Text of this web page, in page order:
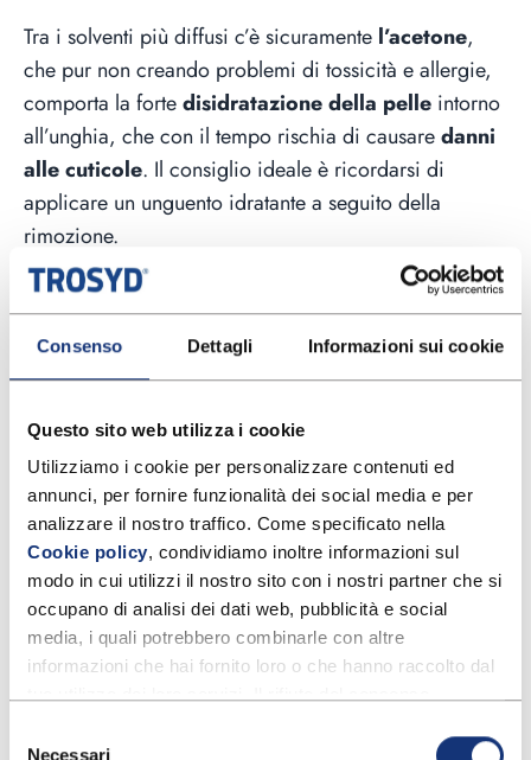
Consenso Dettagli Informazioni sui cookie
Questo sito web utilizza i cookie
Utilizziamo i cookie per personalizzare contenuti ed
annunci, per fornire funzionalità dei social media e per
Cookie policy, condividiamo inoltre informazioni sul
modo in cui utilizzi il nostro sito con i nostri partner che si
occupano di analisi dei dati web, pubblicità e social
media, i quali potrebbero combinarle con altre
informazioni che hai fornito loro o che hanno raccolto dal
Per ulteriori informazioni puoi consultare anche la nostra
Necessari
Tra i solventi più diffusi c’è sicuramente l’acetone,
che pur non creando problemi di tossicità e allergie,
comporta la fortedisidratazione della pelle intorno
all’unghia, che con il tempo rischia di causaredanni
alle cuticole. Il consiglio ideale è ricordarsi di
applicare un unguento idratante a seguito della
rimozione.
4. La copertura e la ricostruzione:
Sebbene le tecniche di ricostruzione e copertura delle
unghie assicurino risultati incredibili, in particolare in
caso di
onicofagia, si tratta di procedure che si
avvalgono di gel e materiali artificiali che possono
essere particolarmente aggressivi per le nostre unghie.
L’uso eccessivo e continuo di queste sostanze e la
mancata traspirazione danneggia lalamina
unguealeche diventadebole, sottile e delicata.
Per questo è importante seguire il consiglio di
professionisti esperti in grado di escludere qualsiasi
intervento in presenza di unghie troppo fragili, danni